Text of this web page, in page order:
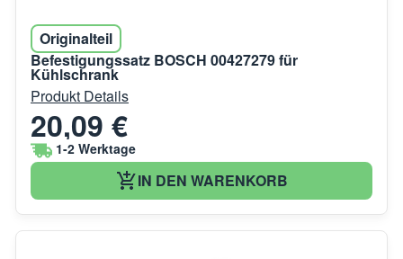
Originalteil
Befestigungssatz BOSCH 00427279 für
Kühlschrank
Produkt Details
20,09 €
1-2 Werktage
IN DEN WARENKORB